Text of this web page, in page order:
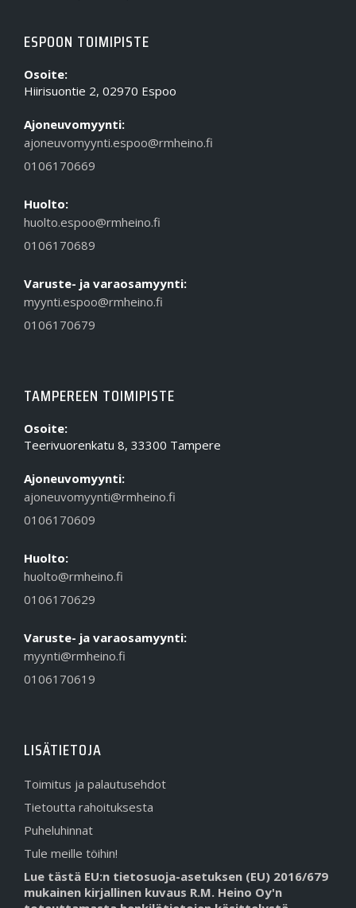
ESPOON TOIMIPISTE
Osoite:
Hiirisuontie 2, 02970 Espoo
Ajoneuvomyynti:
ajoneuvomyynti.espoo@rmheino.fi
0106170669
Huolto:
huolto.espoo@rmheino.fi
0106170689
Varuste- ja varaosamyynti:
myynti.espoo@rmheino.fi
0106170679
TAMPEREEN TOIMIPISTE
Osoite:
Teerivuorenkatu 8, 33300 Tampere
Ajoneuvomyynti:
ajoneuvomyynti@rmheino.fi
0106170609
Huolto:
huolto@rmheino.fi
0106170629
Varuste- ja varaosamyynti:
myynti@rmheino.fi
0106170619
LISÄTIETOJA
Toimitus ja palautusehdot
Tietoutta rahoituksesta
Puheluhinnat
Tule meille töihin!
Lue tästä EU:n tietosuoja-asetuksen (EU) 2016/679
mukainen kirjallinen kuvaus R.M. Heino Oy'n